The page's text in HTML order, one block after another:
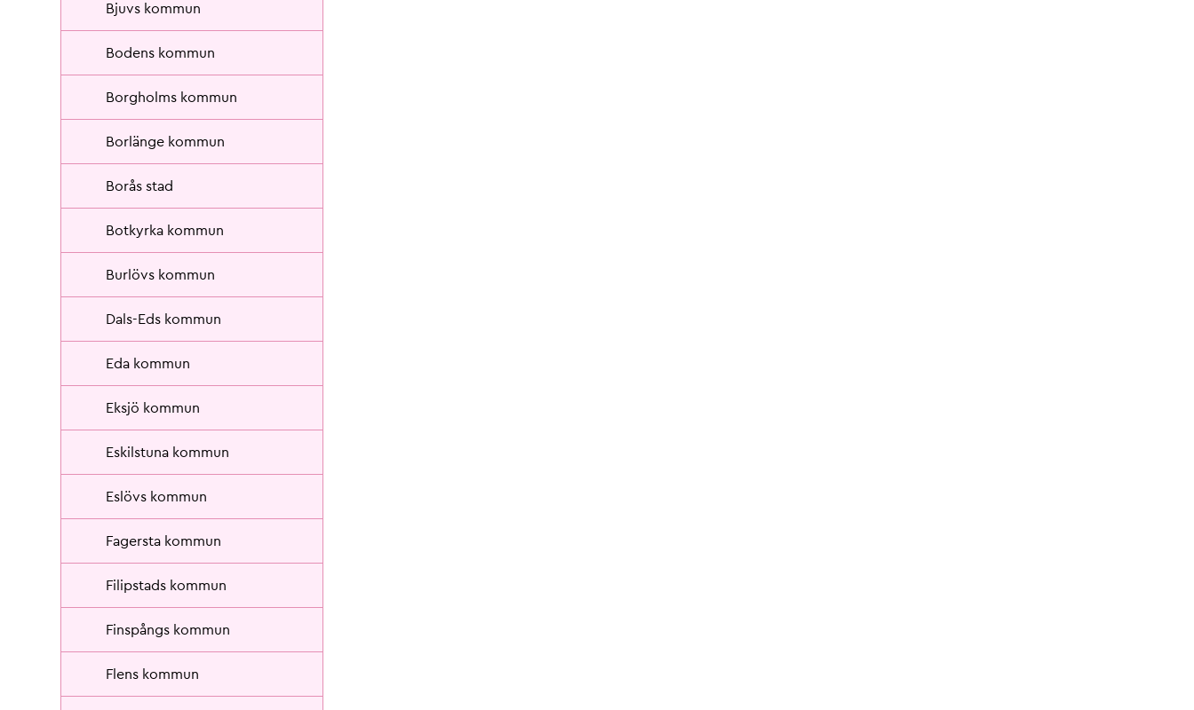
Bjuvs kommun
Bodens kommun
Borgholms kommun
Borlänge kommun
Borås stad
Botkyrka kommun
Burlövs kommun
Dals-Eds kommun
Eda kommun
Eksjö kommun
Eskilstuna kommun
Eslövs kommun
Fagersta kommun
Filipstads kommun
Finspångs kommun
Flens kommun